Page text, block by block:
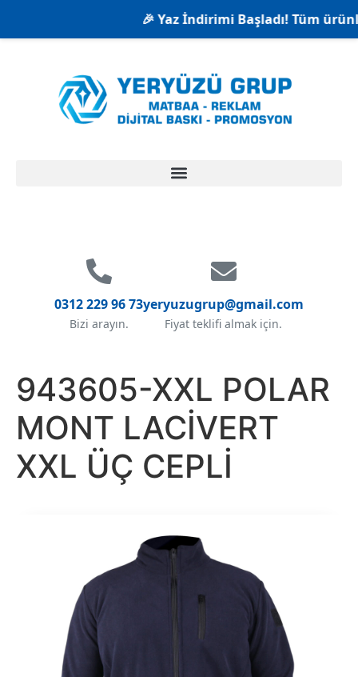
🎉 Yaz İndirimi Başladı! Tüm
0312 229 96 73
Bizi arayın.
yeryuzugrup@gmail.com
Fiyat teklifi almak için.
943605-XXL POLAR
MONT LACİVERT
XXL ÜÇ CEPLİ